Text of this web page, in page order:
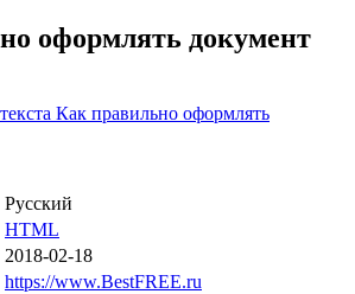
оформлять документ
Русский
HTML
2018-02-18
https://www.BestFREE.ru